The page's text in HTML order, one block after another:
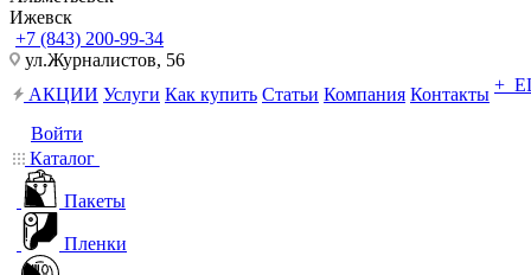
Ижевск
+7 (843) 200-99-34
ул.Журналистов, 56
АКЦИИ Услуги Как купить Статьи Компания Контакты +
Войти
Каталог
Пакеты
Пленки